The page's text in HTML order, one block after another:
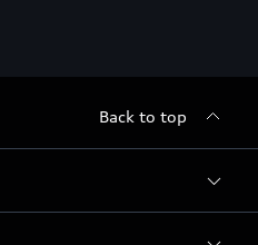
Back to top